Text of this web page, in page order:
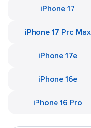
iPhone 17
iPhone 17 Pro Max
iPhone 17e
iPhone 16e
iPhone 16 Pro